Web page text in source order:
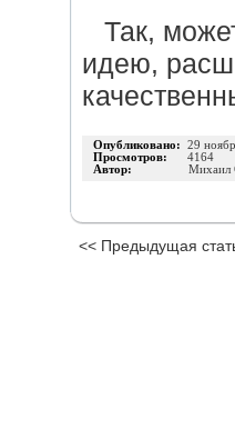
Так,
идею,
Опубликовано: 29
Просмотров: 4164
Автор:
Михаил
<< Предыдущая